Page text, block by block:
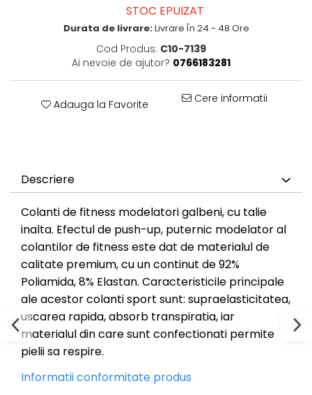
STOC EPUIZAT
Durata de livrare:Livrare În 24 - 48 Ore
Cod Produs: C10-7139
Ai nevoie de ajutor? 0766183281
Adauga la Favorite Cere informatii
Descriere
Colanti de fitness modelatori galbeni, cu talie
inalta. Efectul de push-up, puternic modelator al
colantilorde fitness este dat de materialul de
calitate premium, cu un continut de 92%
Poliamida, 8% Elastan. Caracteristicile principale
ale acestorcolanti sport sunt: supraelasticitatea,
uscarea rapida, absorb transpiratia, iar
materialul din care sunt confectionati permite
pielii sa respire.
Informatii conformitate produs